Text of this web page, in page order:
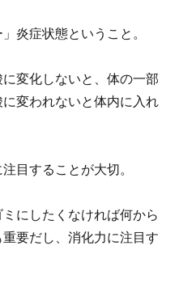
炎症状態ということ。
変化しないと、体の一部
変われないと体内に入れ
目することが大切。
にしたくなければ何から
要だし、消化力に注目す